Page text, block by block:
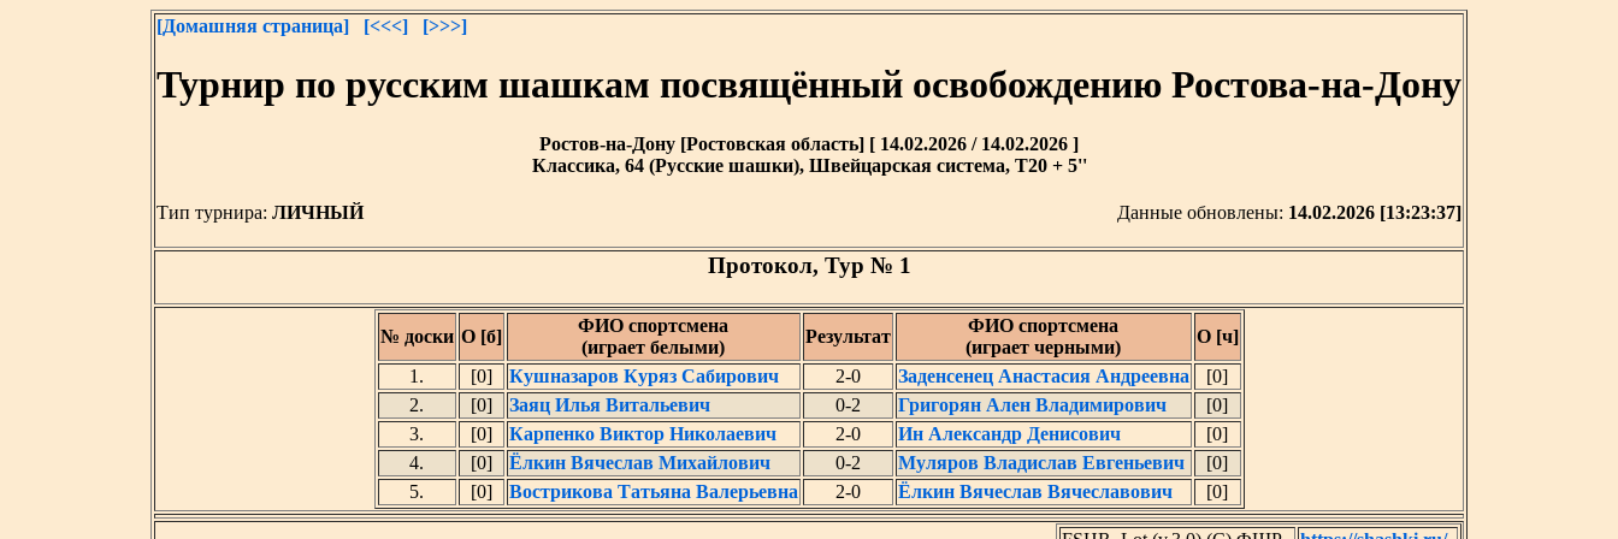
[Домашняя страница] [<<<] [>>>]
Турнир по русским шашкам посвящённый освобождению Ростова-на-Дону
Ростов-на-Дону [Ростовская область] [ 14.02.2026 / 14.02.2026 ]
Классика, 64 (Русские шашки), Швейцарская система, T20 + 5''
Тип турнира: ЛИЧНЫЙ Данные обновлены: 14.02.2026 [13:23:37]
Протокол, Тур № 1
№ доски О [б]
ФИО спортсмена
(играет белыми)
Результат
ФИО спортсмена
(играет черными)
О [ч]
1.
[0] Кушназаров Куряз Сабирович 2-0 Заденсенец Анастасия Андреевна
[0]
2.
[0] Заяц Илья Витальевич 0-2 Григорян Ален Владимирович
[0]
3.
[0] Карпенко Виктор Николаевич 2-0 Ин Александр Денисович
[0]
4.
[0] Ёлкин Вячеслав Михайлович 0-2 Муляров Владислав Евгеньевич
[0]
5.
[0] Вострикова Татьяна Валерьевна 2-0 Ёлкин Вячеслав Вячеславович [0]